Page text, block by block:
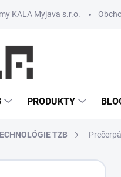
KALA Myjava s.r.o.
PRODUKTY
TZB